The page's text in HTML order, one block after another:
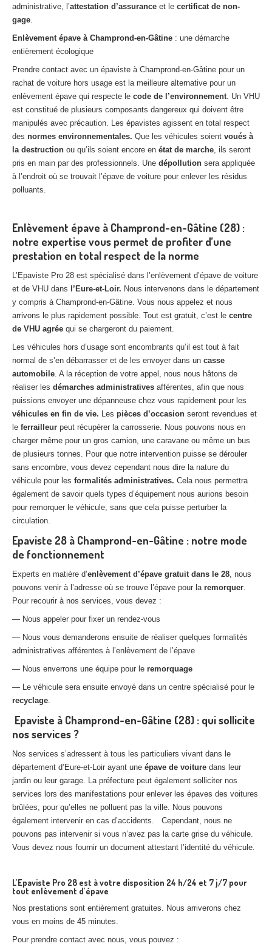
administrative, l’attestation d’assurance et le certificat de non-
gage.
Enlèvement épave à Champrond-en-Gâtine : une démarche
entièrement écologique
Prendre contact avec un épaviste à Champrond-en-Gâtine pour un
rachat de voiture hors usage est la meilleure alternative pour un
enlèvement épave qui respecte le code de l’environnement. Un VHU
est constitué de plusieurs composants dangereux qui doivent être
manipulés avec précaution. Les épavistes agissent en total respect
des normes environnementales. Que les véhicules soient voués à
la destruction ou qu’ils soient encore en état de marche, ils seront
pris en main par des professionnels. Une dépollution sera appliquée
à l’endroit où se trouvait l’épave de voiture pour enlever les résidus
polluants.
Enlèvement épave à Champrond-en-Gâtine (28) :
notre expertise vous permet de profiter d’une
prestation en total respect de la norme
L’Epaviste Pro 28 est spécialisé dans l’enlèvement d’épave de voiture
et de VHU dans
l’Eure-et-Loir. Nous intervenons dans le département
y compris à Champrond-en-Gâtine. Vous nous appelez et nous
arrivons le plus rapidement possible. Tout est gratuit, c’est le centre
de VHU agrée qui se chargeront du paiement.
Les véhicules hors d’usage sont encombrants qu’il est tout à fait
normal de s’en débarrasser et de les envoyer dans un casse
automobile. A la réception de votre appel, nous nous hâtons de
réaliser les démarches administratives afférentes, afin que nous
puissions envoyer une dépanneuse chez vous rapidement pour les
véhicules en fin de vie. Les pièces d’occasion seront revendues et
le ferrailleur peut récupérer la carrosserie. Nous pouvons nous en
charger même pour un gros camion, une caravane ou même un bus
de plusieurs tonnes. Pour que notre intervention puisse se dérouler
sans encombre, vous devez cependant nous dire la nature du
véhicule pour les formalités administratives. Cela nous permettra
également de savoir quels types d’équipement nous aurions besoin
pour remorquer le véhicule, sans que cela puisse perturber la
circulation.
Epaviste 28 à Champrond-en-Gâtine : notre mode
de fonctionnement
Experts en matière d’enlèvement d’épave gratuit dans le 28, nous
pouvons venir à l’adresse où se trouve l’épave pour la remorquer.
Pour recourir à nos services, vous devez :
— Nous appeler pour fixer un rendez-vous
— Nous vous demanderons ensuite de réaliser quelques formalités
administratives afférentes à l’enlèvement de l’épave
— Nous enverrons une équipe pour le remorquage
— Le véhicule sera ensuite envoyé dans un centre spécialisé pour le
recyclage.
Epaviste à Champrond-en-Gâtine (28) : qui sollicite
nos services ?
Nos services s’adressent à tous les particuliers vivant dans le
département d’Eure-et-Loir ayant une épave de voiture dans leur
jardin ou leur garage. La préfecture peut également solliciter nos
services lors des manifestations pour enlever les épaves des voitures
brûlées, pour qu’elles ne polluent pas la ville. Nous pouvons
également intervenir en cas d’accidents. Cependant, nous ne
pouvons pas intervenir si vous n’avez pas la carte grise du véhicule.
Vous devez nous fournir un document attestant l’identité du véhicule.
L’Epaviste Pro 28 est à votre disposition 24 h/24 et 7 j/7 pour
tout enlèvement d’épave
Nos prestations sont entièrement gratuites. Nous arriverons chez
vous en moins de 45 minutes.
Pour prendre contact avec nous, vous pouvez :